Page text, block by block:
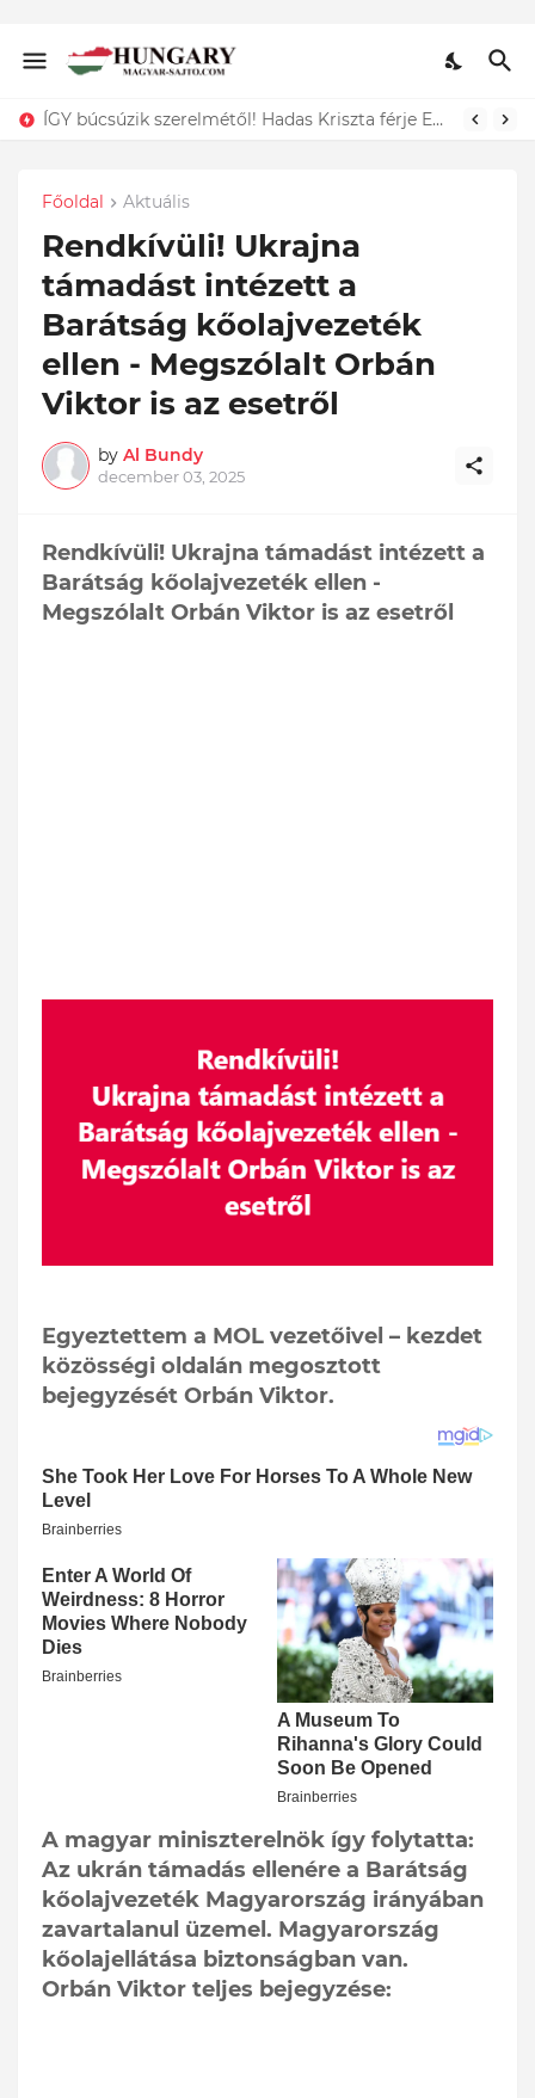
ÍGY búcsúzik szerelmétől! Hadas Kriszta férje EZT tette közzé
Főoldal Aktuális
Rendkívüli! Ukrajna
támadást intézett a
Barátság kőolajvezeték
ellen - Megszólalt Orbán
Viktor is az esetről
by Al Bundy
december 03, 2025
Rendkívüli! Ukrajna támadást intézett a
Barátság kőolajvezeték ellen -
Megszólalt Orbán Viktor is az esetről
Egyeztettem a MOL vezetőivel – kezdet
közösségi oldalán megosztott
bejegyzését Orbán Viktor.
A magyar miniszterelnök így folytatta:
Az ukrán támadás ellenére a Barátság
kőolajvezeték Magyarország irányában
zavartalanul üzemel. Magyarország
kőolajellátása biztonságban van.
Orbán Viktor teljes bejegyzése: